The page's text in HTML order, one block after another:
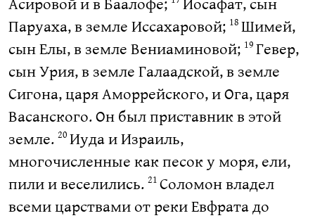
Паруаха, в земле Иссахаровой; 18 Шимей,
сын Елы, в земле Вениаминовой; 19 Гевер,
сын Урия, в земле Галаадской, в земле
Сигона, царя Аморрейского, и Ога, царя
Васанского. Он был приставник в этой
земле. 20 Иуда и Израиль,
многочисленные как песок у моря, ели,
пили и веселились. 21 Соломон владел
всеми царствами от реки Евфрата до